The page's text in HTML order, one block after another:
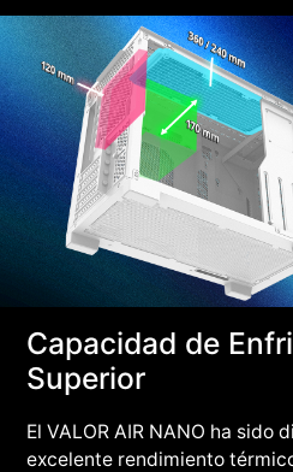
Capacidad de
Superior
El VALOR AIR NANO ha sido
excelente rendimiento